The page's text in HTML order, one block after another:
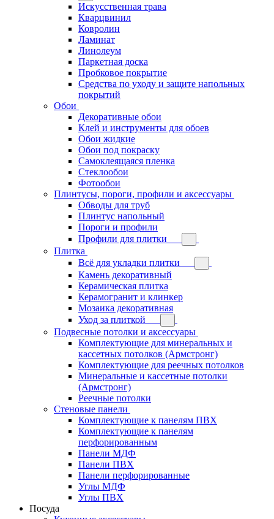
Искусственная трава
Кварцвинил
Ковролин
Ламинат
Линолеум
Паркетная доска
Пробковое покрытие
Средства по уходу и защите напольных
покрытий
Обои
Декоративные обои
Клей и инструменты для обоев
Обои жидкие
Обои под покраску
Самоклеящаяся пленка
Стеклообои
Фотообои
Плинтусы, пороги, профили и аксессуары
Обводы для труб
Плинтус напольный
Пороги и профили
Профили для плитки
Плитка
Всё для укладки плитки
Камень декоративный
Керамическая плитка
Керамогранит и клинкер
Мозаика декоративная
Уход за плиткой
Подвесные потолки и аксессуары
Комплектующие для минеральных и
кассетных потолков (Армстронг)
Комплектующие для реечных потолков
Минеральные и кассетные потолки
(Армстронг)
Реечные потолки
Стеновые панели
Комплектующие к панелям ПВХ
Комплектующие к панелям
перфорированным
Панели МДФ
Панели ПВХ
Панели перфорированные
Углы МДФ
Углы ПВХ
Посуда